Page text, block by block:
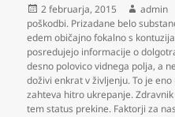
Objavljeno
dne
2 februarja, 2015 Avtor
admin
poškodbi. Prizadane belo
edem običajno fokalno s
posredujejo informacije o
desno polovico vidnega polja,a
doživi enkrat v življenju. To je
zahteva hitro ukrepanje.
tem status prekine. Faktorji za